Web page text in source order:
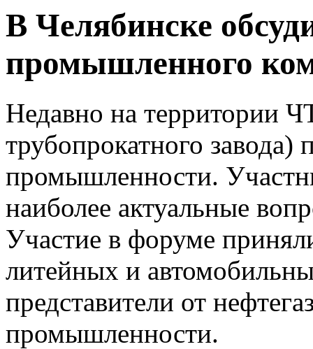
В Челябинске
промышленного
Недавно на территории
трубопрокатного
промышленности.
наиболее актуальные
Участие в форуме
литейных и
представители от
промышленности.